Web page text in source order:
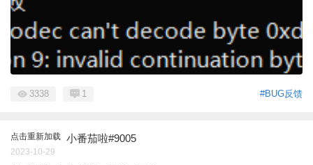
#BUG反馈
3338 1
点击重新加载 小番茄啦#9005
2023-10-29